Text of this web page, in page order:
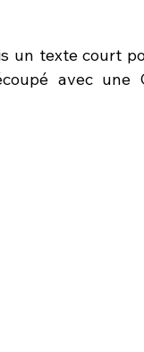
un texte court
avec une